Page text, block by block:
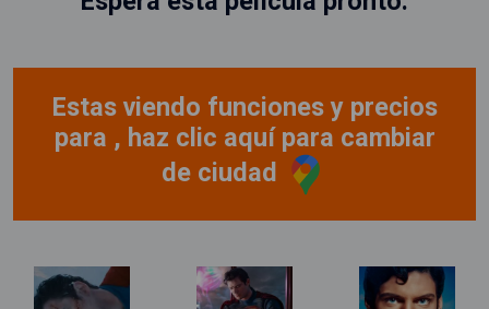
Estas viendo funciones y precios
para , haz clic aquí para cambiar
de ciudad